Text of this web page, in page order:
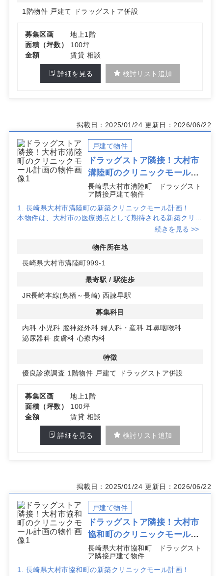
詳細はお問い合わせください。
1階物件 戸建て ドラッグストア併設
募集区画
地上1階
面積（坪数）
100坪
金額
賃貸 相談
詳細を見る 検討リスト追加
掲載日：2025/01/24 更新日：2026/06/22
戸建て物件
ドラッグストア隣接！大村市
溝陸町のクリニックモール計
画
長崎県大村市溝陸町 ドラッグスト
ア隣接戸建て物件
1. 長崎県大村市溝陸町の新築クリニックモール計画！
本物件は、大村市の医療拠点として期待される新築クリニ
ックモールです。計画段階から自由なレイアウト設計が可
隣接するドラッグストアが営業予定で、日常的に多くの地
域住民が訪れるため、開業当初からの認知拡大が期待でき
地です。
3. 66台以上の駐車場完備！アクセス良好な環境
お客様用駐車場は66台以上（ドラッグストア・調剤薬局
区画分を含む）を完備予定。さらに、JR長崎本線「西諫
で通院しやすい環境です。特に、循環器・呼吸器・消化
続きを見る >>
物件所在地
長崎県大村市溝陸町999-1
最寄駅 / 駅徒歩
JR長崎本線(鳥栖～長崎) 西諫早駅
募集科目
内科 小児科 脳神経外科 婦人科・産科 耳鼻咽喉科
泌尿器科 皮膚科 心療内科
特徴
優良診療調査 1階物件 戸建て ドラッグストア併設
募集区画
地上1階
面積（坪数）
100坪
金額
賃貸 相談
詳細を見る 検討リスト追加
掲載日：2025/01/24 更新日：2026/06/22
戸建て物件
ドラッグストア隣接！大村市
協和町のクリニックモール計
画
長崎県大村市協和町 ドラッグスト
ア隣接戸建て物件
1. 長崎県大村市協和町の新築クリニックモール計画！